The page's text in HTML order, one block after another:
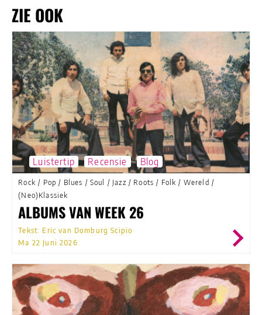
ZIE OOK
Luistertip Recensie Blog
Rock / Pop / Blues / Soul / Jazz / Roots / Folk / Wereld /
(Neo)Klassiek
ALBUMS VAN WEEK 26
Tekst: Eric van Domburg Scipio
Ma 22 Juni 2026